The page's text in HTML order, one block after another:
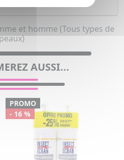
et homme (Tous types de
AUSSI...
PROMO
- 16 %